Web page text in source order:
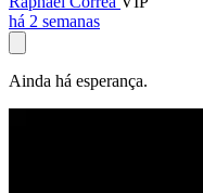
há 2 semanas
Ainda há esperança.